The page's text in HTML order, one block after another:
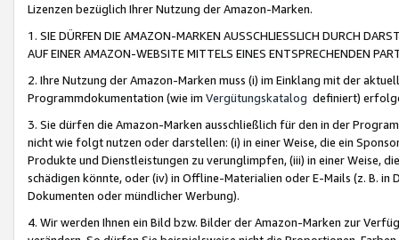
Lizenzen bezüglich Ihrer Nutzung der Amazon-Marken.
1. SIE DÜRFEN DIE AMAZON-MARKEN AUSSCHLIESSLICH DURCH
AUF EINER AMAZON-WEBSITE MITTELS EINES ENTSPRECHENDEN
2. Ihre Nutzung der Amazon-Marken muss (i) im Einklang mit der
Programmdokumentation (wie im Vergütungskatalog definiert)
3. Sie dürfen die Amazon-Marken ausschließlich für den in der
nicht wie folgt nutzen oder darstellen: (i) in einer Weise, die ein
Produkte und Dienstleistungen zu verunglimpfen, (iii) in einer Weise,
schädigen könnte, oder (iv) in Offline-Materialien oder E-Mails (z. B. in
Dokumenten oder mündlicher Werbung).
4. Wir werden Ihnen ein Bild bzw. Bilder der Amazon-Marken zur